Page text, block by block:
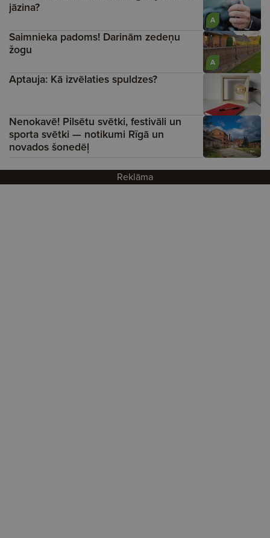
A
jāzina?
A
Saimnieka padoms! Darinām zedeņu
žogu
Aptauja: Kā izvēlaties spuldzes?
Nenokavē! Pilsētu svētki, festivāli un
sporta svētki — notikumi Rīgā un
novados šonedēļ
Reklāma